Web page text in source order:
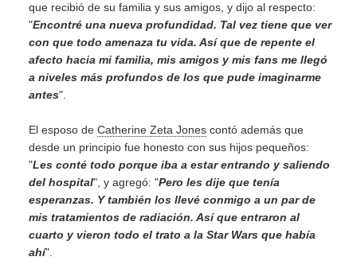
que recibió de su familia y sus amigos, y dijo al respecto:
"Encontré una nueva profundidad. Tal vez tiene que ver
con que todo amenaza tu vida. Así que de repente el
afecto hacia mi familia, mis amigos y mis fans me llegó
a niveles más profundos de los que pude imaginarme
antes".
El esposo de Catherine Zeta Jones contó además que
desde un principio fue honesto con sus hijos pequeños:
"Les conté todo porque iba a estar entrando y saliendo
del hospital", y agregó: "Pero les dije que tenía
esperanzas. Y también los llevé conmigo a un par de
mis tratamientos de radiación. Así que entraron al
cuarto y vieron todo el trato a la Star Wars que había
ahí".